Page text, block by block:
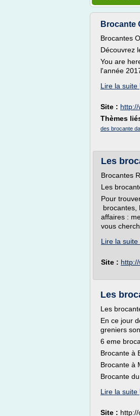
Brocante
Brocantes
Découvrez
You are
l'année
Lire la suite
Site :
Thèmes
des brocante
Les
Brocantes
Les
Pour
brocantes,
affaires :
vous
Lire la suite
Site :
Les
Les
En ce jour
greniers
6 eme
Brocante à
Brocante à
Brocante
Lire la suite
Site :